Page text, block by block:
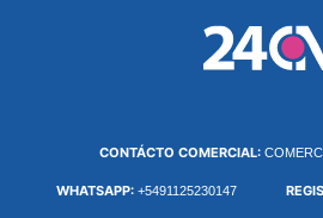
CONTÁCTO COMERCIAL:
WHATSAPP: +5491125230147